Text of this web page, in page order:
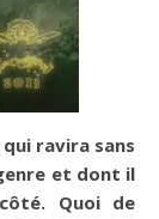
ravira sans
et dont il
Quoi de